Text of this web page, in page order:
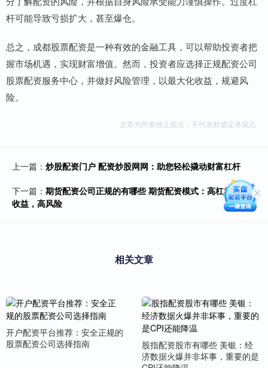
杆可能导致亏损扩大，甚至爆仓。
总之，成都股票配资是一种有效的金融工具，可以帮助投资者把
握市场机遇，实现财富增值。然而，投资者应选择正规配资公司
股票配资服务中心，并做好风险管理，以最大化收益，规避风
险。
文章为作者独立观点，不代表财盛证券观点
上一篇： 炒股配资门户 配资炒股网网：助您轻松撬动财富杠杆
下一篇： 期货配资公司正规的有哪些 期货配资模式：高杠杆，高
收益，高风险
相关文章
开户配资平台推荐：安全正规的
股票配资公司选择指南
股指配资股市有哪些 美银：经
济数据火爆并非坏事，重要的是